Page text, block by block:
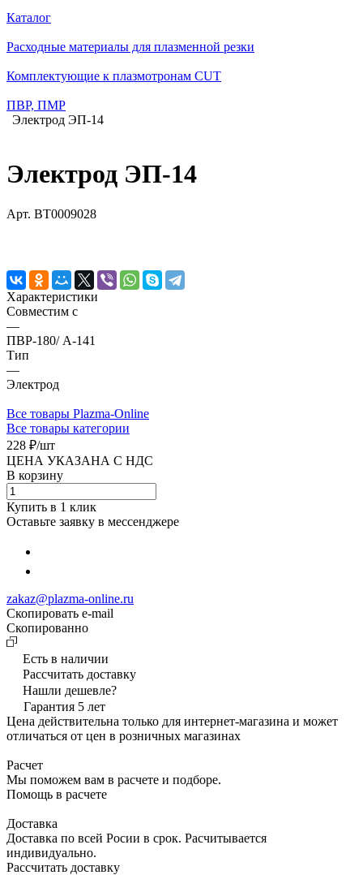
Каталог
Расходные материалы для плазменной резки
Комплектующие к плазмотронам CUT
ПВР, ПМР
Электрод ЭП-14
Электрод ЭП-14
Арт. BT0009028
Характеристики
Совместим с
—
ПВР-180/ А-141
Тип
—
Электрод
Все товары Plazma-Online
Все товары категории
228 ₽/шт
ЦЕНА УКАЗАНА С НДС
В корзину
Купить в 1 клик
Оставьте заявку в мессенджере
zakaz@plazma-online.ru
Скопировать e-mail
Cкопированно
Есть в наличии
Рассчитать доставку
Нашли дешевле?
Гарантия 5 лет
Цена действительна только для интернет-магазина и может
отличаться от цен в розничных магазинах
Расчет
Мы поможем вам в расчете и подборе.
Помощь в расчете
Доставка
Доставка по всей Росии в срок. Расчитывается
индивидуально.
Рассчитать доставку